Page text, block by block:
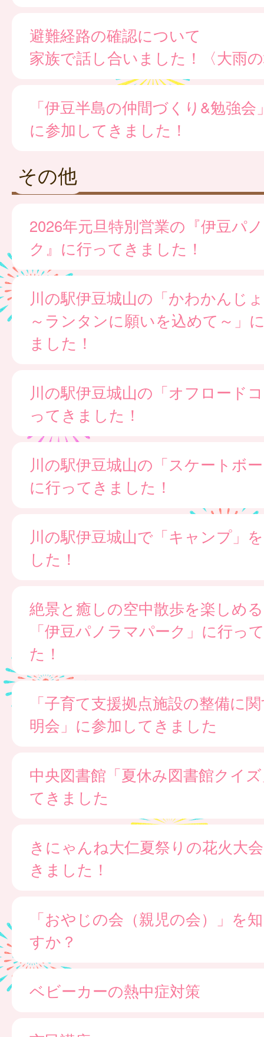
避難経路の確認について
家族で話し合いました！〈大雨
「伊豆半島の仲間づくり&勉強会
に参加してきました！
その他
2026年元旦特別営業の『伊豆パ
ク』に行ってきました！
川の駅伊豆城山の「かわかんじ
～ランタンに願いを込めて～」
ました！
川の駅伊豆城山の「オフロード
ってきました！
川の駅伊豆城山の「スケートボ
に行ってきました！
川の駅伊豆城山で「キャンプ」
した！
絶景と癒しの空中散歩を楽しめる
「伊豆パノラマパーク」に行っ
た！
「子育て支援拠点施設の整備に
明会」に参加してきました
中央図書館「夏休み図書館クイ
てきました
きにゃんね大仁夏祭りの花火大
きました！
「おやじの会（親児の会）」を
すか？
ベビーカーの熱中症対策